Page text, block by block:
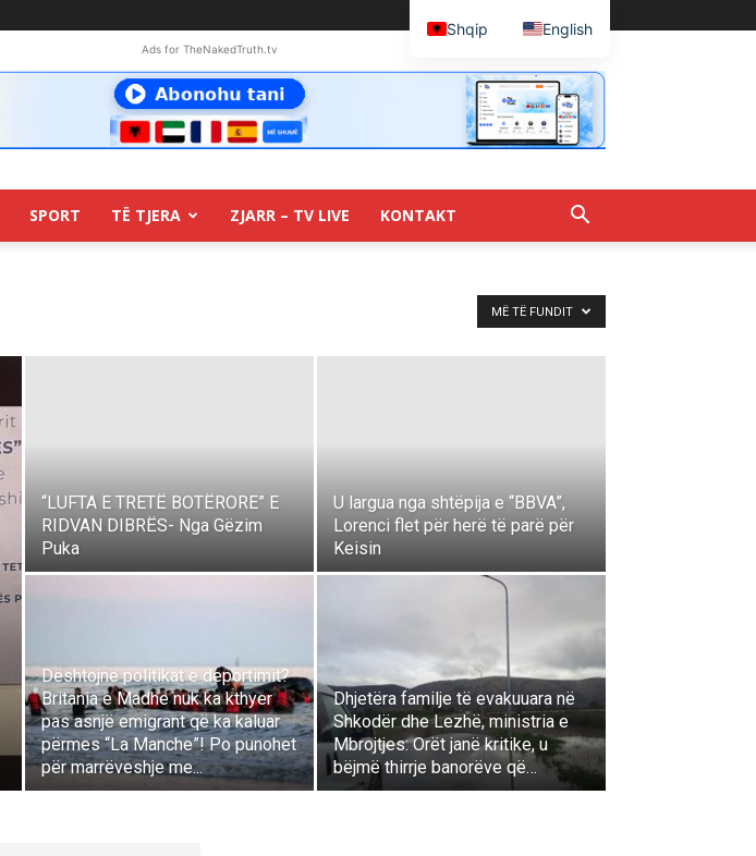
Ads for TheNakedTruth.tv
SPORT TË TJERA ZJARR – TV LIVE KONTAKT
MË TË FUNDIT
“LUFTA E TRETË BOTËRORE” E
RIDVAN DIBRËS- Nga Gëzim
Puka
U largua nga shtëpija e “BBVA”,
Lorenci flet për herë të parë për
Keisin
Dështojnë politikat e deportimit?
Britania e Madhe nuk ka kthyer
pas asnjë emigrant që ka kaluar
përmes “La Manche”! Po punohet
për marrëveshje me...
Dhjetëra familje të evakuuara në
Shkodër dhe Lezhë, ministria e
Mbrojtjes: Orët janë kritike, u
bëjmë thirrje banorëve që…
Shqip English